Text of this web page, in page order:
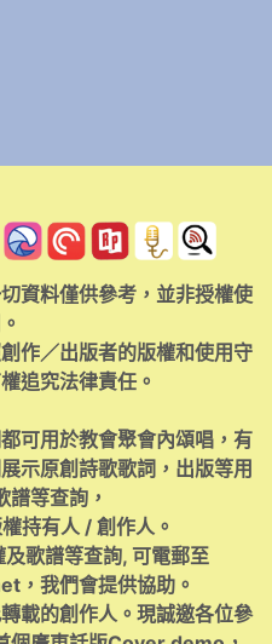
資料僅供參考，並非授權使
作／出版者的版權和使用守
追究法律責任。
可用於教會聚會內頌唱，有
示原創詩歌歌詞，出版等用
譜等查詢，
持有人 / 創作人。
歌譜等查詢, 可電郵至
，我們會提供協助。
載的創作人。現誠邀各位參